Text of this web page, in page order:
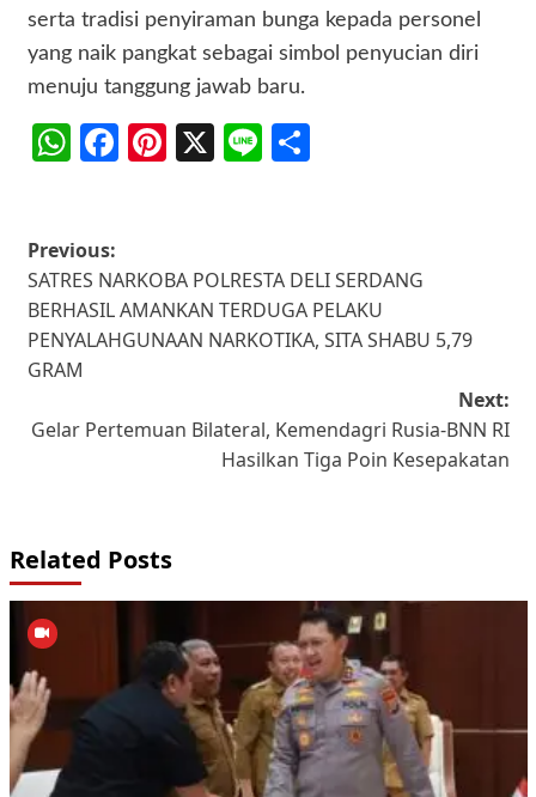
serta tradisi penyiraman bunga kepada personel
yang naik pangkat sebagai simbol penyucian diri
menuju tanggung jawab baru.
WhatsApp
Facebook
Pinterest
X Line
Post
navigation
Previous:
SATRES NARKOBA POLRESTA DELI SERDANG
BERHASIL AMANKAN TERDUGA PELAKU
PENYALAHGUNAAN NARKOTIKA, SITA SHABU 5,79
GRAM
Next:
Gelar Pertemuan Bilateral, Kemendagri Rusia-BNN RI
Hasilkan Tiga Poin Kesepakatan
Related Posts